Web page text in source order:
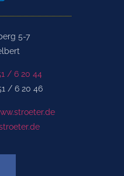
5-7
/ 6 20 44
/ 6 20 46